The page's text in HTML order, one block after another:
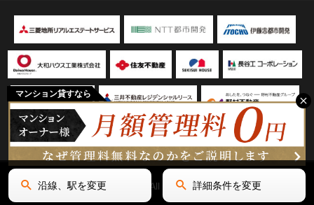
マンション貸すなら
Copyright(C) リミテッド名古屋 All Rights Reserved.
沿線、駅を変更 詳細条件を変更